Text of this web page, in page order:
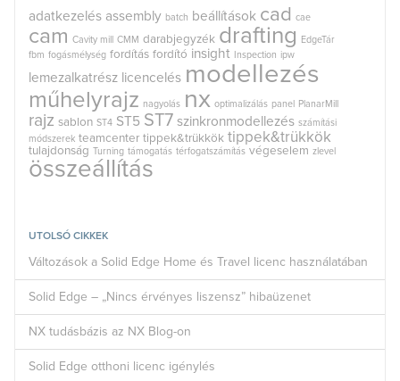
adatkezelés assembly batch beállítások cad cae
cam Cavity mill CMM darabjegyzék drafting EdgeTár
fbm fogásmélység fordítás fordító insight Inspection ipw
lemezalkatrész licencelés modellezés
műhelyrajz nagyolás nx optimalizálás panel PlanarMill
rajz sablon ST4 ST5 ST7 szinkronmodellezés számítási
módszerek teamcenter tippek&trükkök tippek&trükkök
tulajdonság Turning támogatás térfogatszámítás végeselem zlevel
összeállítás
UTOLSÓ CIKKEK
Változások a Solid Edge Home és Travel licenc használatában
Solid Edge – „Nincs érvényes liszensz” hibaüzenet
NX tudásbázis az NX Blog-on
Solid Edge otthoni licenc igénylés